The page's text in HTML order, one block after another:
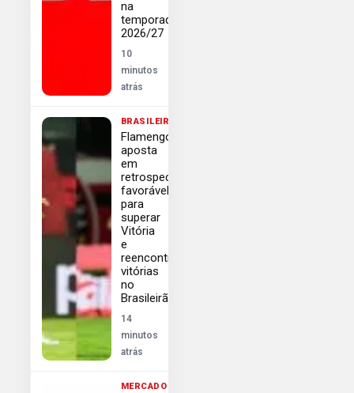
na
temporada
2026/27
10
minutos
atrás
BRASILEIRÃO
Flamengo
aposta
em
retrospecto
favorável
para
superar
Vitória
e
reencontrar
vitórias
no
Brasileirão
14
minutos
atrás
MERCADO